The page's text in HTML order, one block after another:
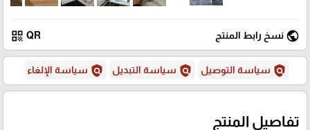
public نسخ رابط المنتج QR
qr_code
policy سياسة التوصيل policy سياسة التبديل policy سياسة الإلغاء
تفاصيل المنتج